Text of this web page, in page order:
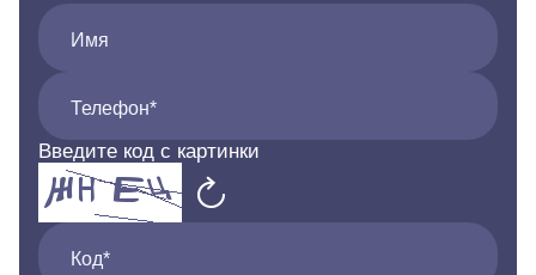
Имя
Телефон*
Введите код с картинки
Код*